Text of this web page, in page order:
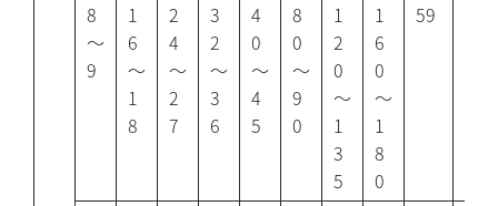
8
～
9
1
6
～
1
8
2
4
～
2
7
3
2
～
3
6
4
0
～
4
5
8
0
～
9
0
1
2
0
～
1
3
5
1
6
0
～
1
8
0
59